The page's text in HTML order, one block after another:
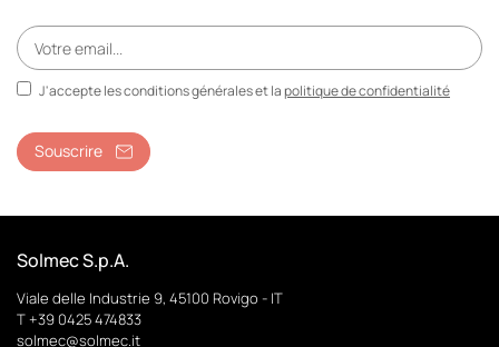
J'accepte les conditions générales et lapolitique de confidentialité
Souscrire
Solmec S.p.A.
Viale delle Industrie 9, 45100 Rovigo - IT
T +39 0425 474833
solmec@solmec.it